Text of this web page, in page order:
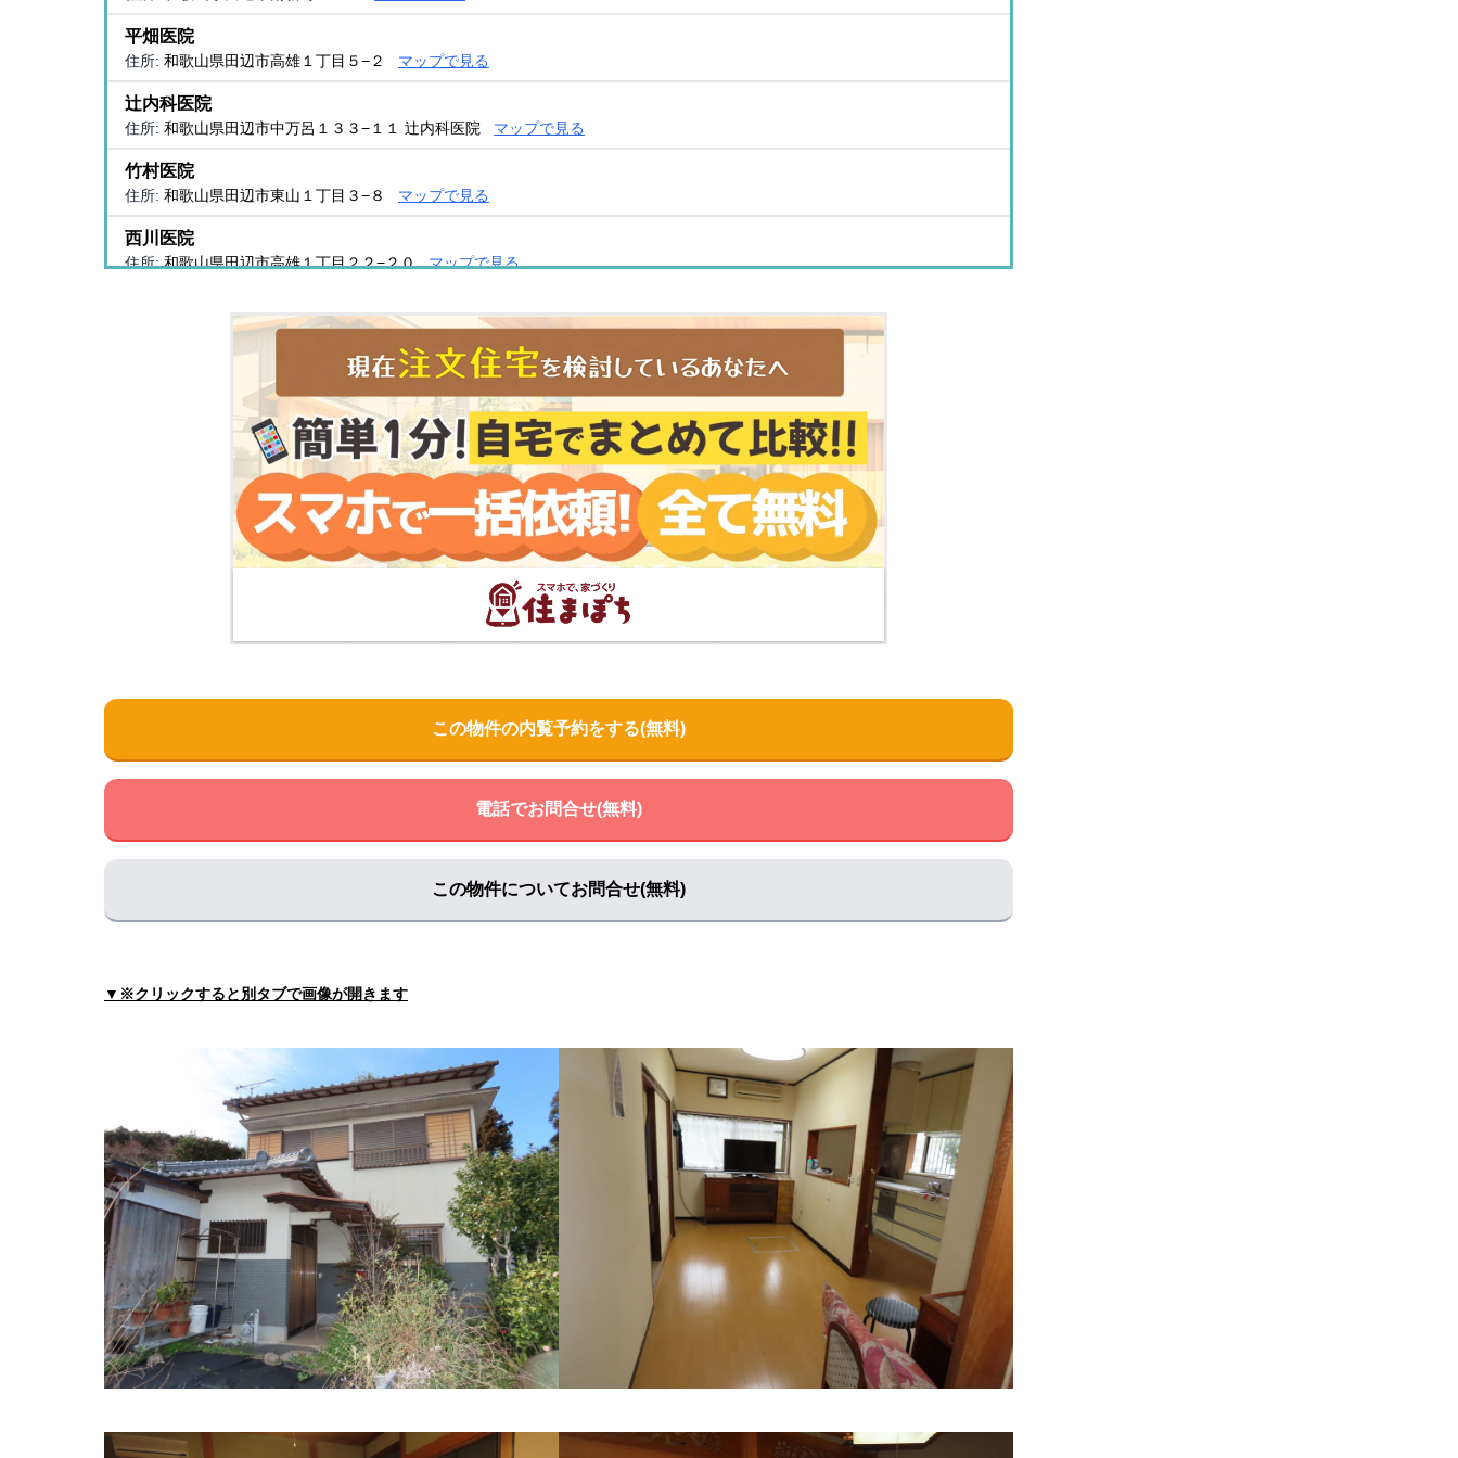
平畑医院
住所: 和歌山県田辺市高雄１丁目５−２ マップで見る
辻内科医院
住所: 和歌山県田辺市中万呂１３３−１１ 辻内科医院 マップで見る
竹村医院
住所: 和歌山県田辺市東山１丁目３−８ マップで見る
西川医院
住所:和歌山県田辺市高雄１丁目２２−２０ マップで見る
和歌山県田辺市中屋敷町６８−１ マップで見る
和歌山県田辺市芳養松原１丁目１３−８ マップで見る
和歌山県田辺市高雄３丁目１３−１ マップで見る
田辺市医師会館
和歌山県田辺市新屋敷町１−８ マップで見る
紀南病院救急受付
紀南病院 医事課
マップで見る
中西内科胃腸科
マップで見る
山西内科胃腸科眼科医院
住所:和歌山県田辺市新庄町４６−７０ マップで見る
堅田内科循環器科
和歌山県田辺市秋津町１０２−１ マップで見る
紀南病院防災センター 守衛室
住所:和歌山県田辺市新庄町４６−７０ マップで見る
たなべクリニック
住所: 和歌山県田辺市上の山１丁目１４−３８ マップで見る
えのもと内科クリニック
住所: 和歌山県田辺市たきない町２−１ マップで見る
紀南こころの医療センター
住所:和歌山県田辺市たきない町２５−１号 マップで見る
神島心療内科
真寿苑クリニック
この物件の内覧予約をする(無料)
電話でお問合せ(無料)
この物件についてお問合せ(無料)
▼※クリックすると別タブで画像が開きます